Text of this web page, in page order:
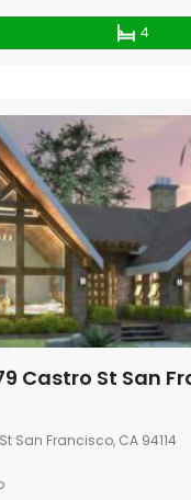
4
Castro St San
San Francisco, CA 94114